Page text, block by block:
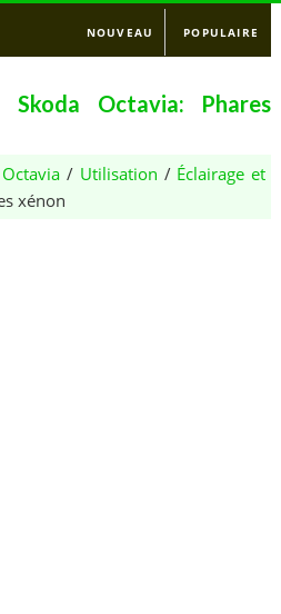
NOUVEAU POPULAIRE
Octavia: Phares
/ Utilisation / Éclairage et
xénon